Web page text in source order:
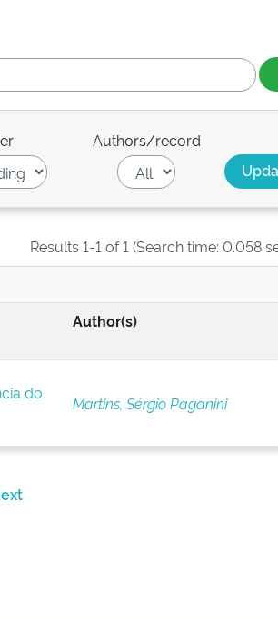
Authors/record
Results 1-1 of 1 (Search time: 0.058
Author(s)
do
Martins, Sérgio Paganini